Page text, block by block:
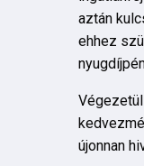
aztán
ehhez
újonnan